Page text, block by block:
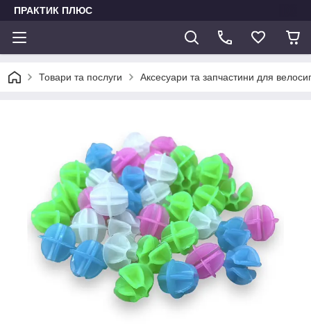
ПРАКТИК ПЛЮС
Товари та послуги Аксесуари та запчастини для